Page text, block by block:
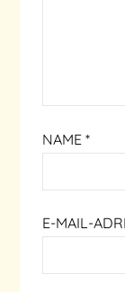
NAME*
E-MAIL-